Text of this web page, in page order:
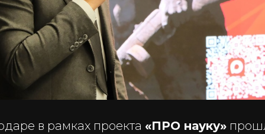
в рамках проекта «ПРО науку»